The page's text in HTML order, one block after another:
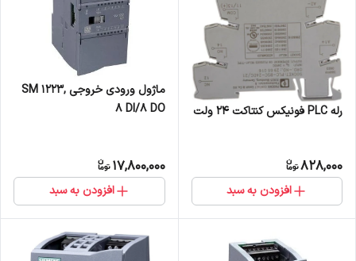
رله PLC فونیکس کنتاکت 24 ولت
828,000
افزودن به سبد
ماژول ورودی خروجی SM 1223,
8 DI/8 DO
17,800,000
افزودن به سبد